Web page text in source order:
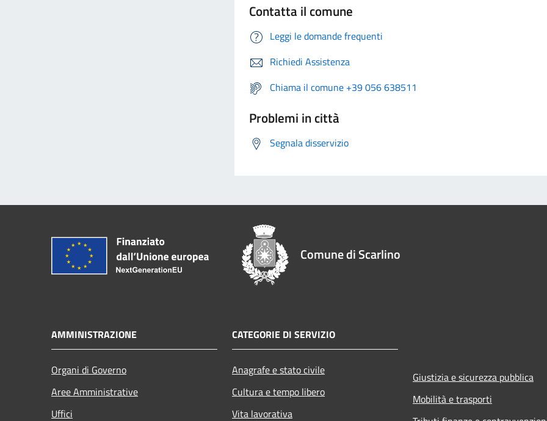
Contatta il comune
Leggi le domande frequenti
Richiedi Assistenza
Chiama il comune +39 056 638511
Problemi in città
Segnala disservizio
Comune di Scarlino
AMMINISTRAZIONE
Organi di Governo
Aree Amministrative
Uffici
CATEGORIE DI SERVIZIO
Anagrafe e stato civile
Cultura e tempo libero
Vita lavorativa
Giustizia e sicurezza pubblica
Mobilità e trasporti